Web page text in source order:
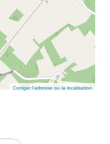
Corriger l’adresse ou la localisation